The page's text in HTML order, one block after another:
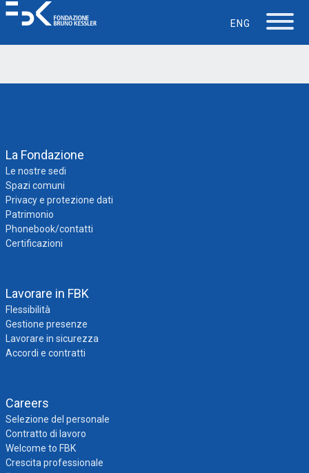
ENG
Careers
La vita in FBK
Servizio IT
Mario Russo
La Fondazione
Le nostre sedi
Spazi comuni
Privacy e protezione dati
Patrimonio
Phonebook/contatti
Certificazioni
Lavorare in FBK
Flessibilità
Gestione presenze
Lavorare in sicurezza
Accordi e contratti
Careers
Selezione del personale
Contratto di lavoro
Welcome to FBK
Crescita professionale